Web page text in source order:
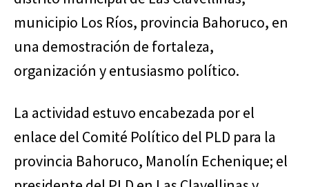
municipio Los Ríos, provincia Bahoruco, en
una demostración de fortaleza,
organización y entusiasmo político.
La actividad estuvo encabezada por el
enlace del Comité Político del PLD para la
provincia Bahoruco, Manolín Echenique; el